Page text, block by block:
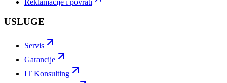
Reklamacije i povrati
USLUGE
Servis
Garancije
IT Konsulting